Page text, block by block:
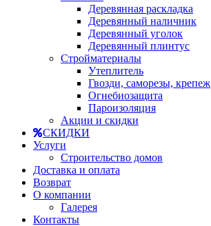
Деревянная раскладка
Деревянный наличник
Деревянный уголок
Деревянный плинтус
Стройматериалы
Утеплитель
Гвозди, саморезы, крепеж
Огнебиозащита
Пароизоляция
Акции и скидки
СКИДКИ
Услуги
Строительство домов
Доставка и оплата
Возврат
О компании
Галерея
Контакты